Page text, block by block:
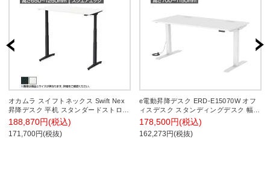
オカムラ スイフトネックス Swift Nex
昇降デスク 平机 スタンダードストロー
ク スクエアエッジ ホワイト天板
342AND 幅1400×奥行600×高さ650～
1250mm 電動昇降デスク スタンディン
188,870円(税込)
171,700円(税抜)
e電動昇降デスク ERD-E15070W オフ
ィスデスク スタンディングデスク 幅
1500×奥行700×高さ700～1150mm T字
脚 配線口 インジケーター/メモリー機
能付き
178,500円(税込)
162,273円(税抜)